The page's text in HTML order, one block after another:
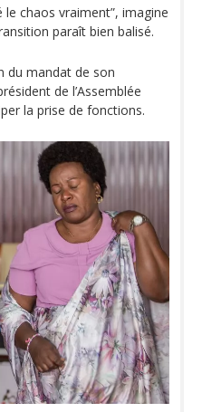
le chaos vraiment”, imagine
paraît bien balisé.
du mandat de son
de l’Assemblée
la prise de fonctions.